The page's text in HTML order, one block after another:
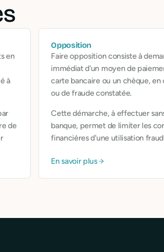
en
à
de
Opposition
Faire opposition consiste à
immédiat d'un moyen de
carte bancaire ou un chèque, en
ou de fraude constatée.
Cette démarche, à effectuer
banque, permet de limiter les
financières d'une utilisation
En savoir plus